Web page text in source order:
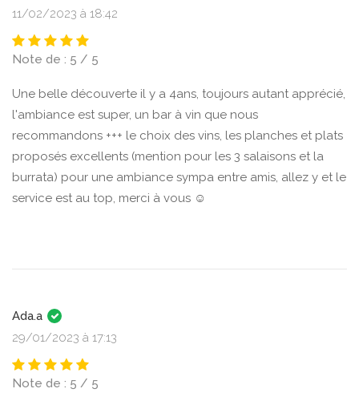
11/02/2023 à 18:42
Note de : 5 / 5
Une belle découverte il y a 4ans, toujours autant apprécié,
l'ambiance est super, un bar à vin que nous
recommandons +++ le choix des vins, les planches et plats
proposés excellents (mention pour les 3 salaisons et la
burrata) pour une ambiance sympa entre amis, allez y et le
service est au top, merci à vous ☺️
Ada.a
29/01/2023 à 17:13
Note de : 5 / 5